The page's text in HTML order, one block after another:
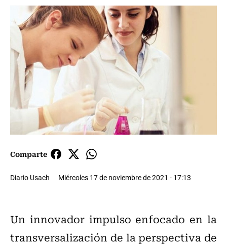
Comparte
Diario Usach Miércoles 17 de noviembre de 2021 - 17:13
Un innovador impulso enfocado en la
transversalización de la perspectiva de